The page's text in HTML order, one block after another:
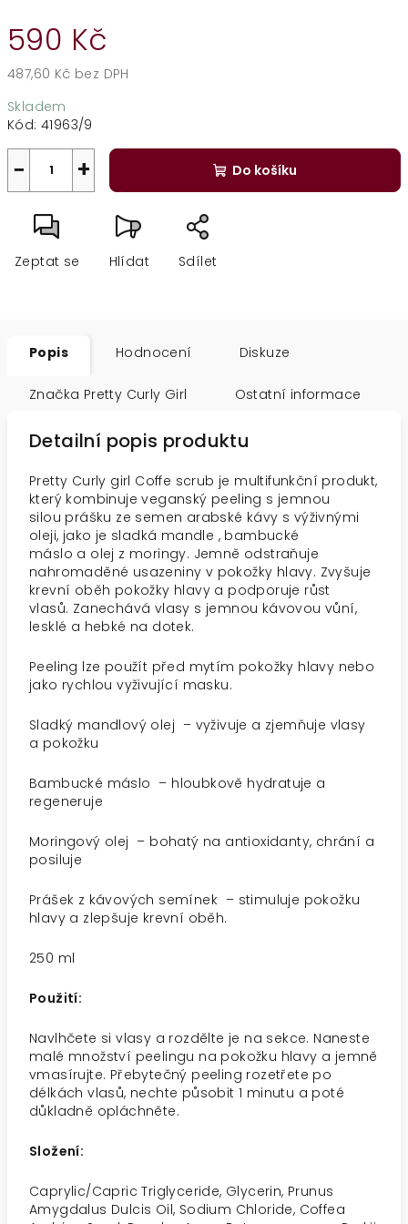
590 Kč
487,60 Kč bez DPH
cena:
Skladem
Kód: 41963/9
+
− Do košíku
Zeptat se Hlídat Sdílet
Popis Hodnocení Diskuze
Značka Pretty Curly Girl Ostatní informace
Detailní popis produktu
Pretty Curly girl Coffe scrub je multifunkční produkt,
který kombinuje veganský peeling s jemnou
silou prášku ze semen arabské kávy s výživnými
oleji, jako je sladká mandle , bambucké
máslo a olej z moringy. Jemně odstraňuje
nahromaděné usazeniny v pokožky hlavy. Zvyšuje
krevní oběh pokožky hlavy a podporuje růst
vlasů. Zanechává vlasy s jemnou kávovou vůní,
lesklé a hebké na dotek.
Peeling lze použít před mytím pokožky hlavy nebo
jako rychlou vyživující masku.
Sladký mandlový olej – vyživuje a zjemňuje vlasy
a pokožku
Bambucké máslo – hloubkově hydratuje a
regeneruje
Moringový olej – bohatý na antioxidanty, chrání a
posiluje
Prášek z kávových semínek – stimuluje pokožku
hlavy a zlepšuje krevní oběh.
250 ml
Použití:
Navlhčete si vlasy a rozdělte je na sekce. Naneste
malé množství peelingu na pokožku hlavy a jemně
vmasírujte. Přebytečný peeling rozetřete po
délkách vlasů, nechte působit 1 minutu a poté
důkladně opláchněte.
Složení:
Caprylic/Capric Triglyceride, Glycerin, Prunus
Amygdalus Dulcis Oil, Sodium Chloride, Coffea